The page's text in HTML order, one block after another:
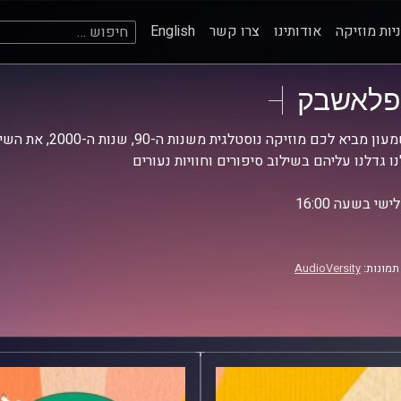
מוזיקה אודותינו צרו קשר English חיפוש:
פלאשבק
צח שמעון מביא
גדלנו עליהם בשילוב סיפורים וחוויות נעורים
בשעה 16:00
AudioVersity